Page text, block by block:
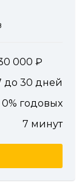
000
до 30 дней
0% годовых
7 минут